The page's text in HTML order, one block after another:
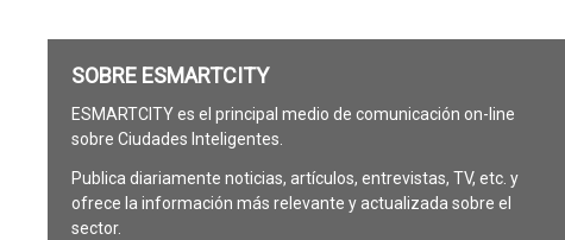
SOBRE ESMARTCITY
ESMARTCITY es el principal medio de comunicación on-line
sobre Ciudades Inteligentes.
Publica diariamente noticias, artículos, entrevistas, TV, etc. y
ofrece la información más relevante y actualizada sobre el
sector.